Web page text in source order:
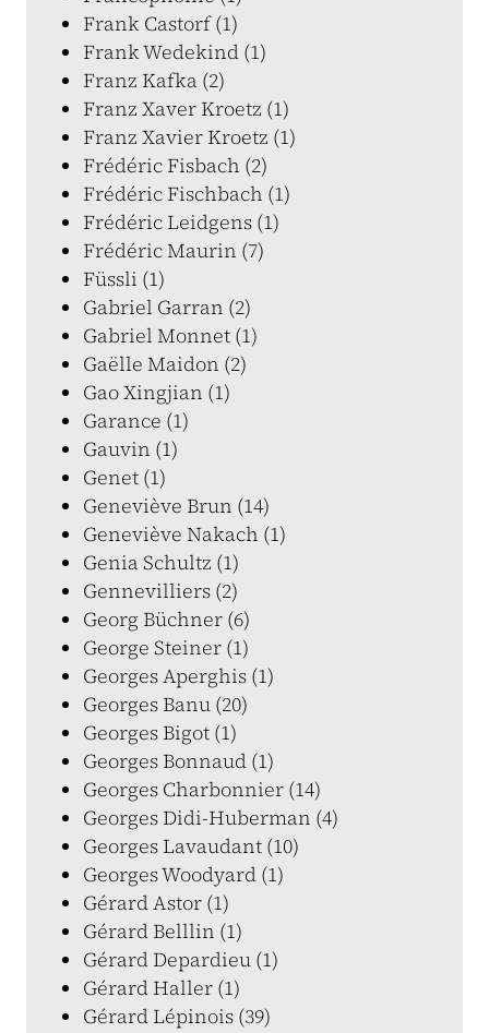
Frank Castorf (1)
Frank Wedekind (1)
Franz Kafka (2)
Franz Xaver Kroetz (1)
Franz Xavier Kroetz (1)
Frédéric Fisbach (2)
Frédéric Fischbach (1)
Frédéric Leidgens (1)
Frédéric Maurin (7)
Füssli (1)
Gabriel Garran (2)
Gabriel Monnet (1)
Gaëlle Maidon (2)
Gao Xingjian (1)
Garance (1)
Gauvin (1)
Genet (1)
Geneviève Brun (14)
Geneviève Nakach (1)
Genia Schultz (1)
Gennevilliers (2)
Georg Büchner (6)
George Steiner (1)
Georges Aperghis (1)
Georges Banu (20)
Georges Bigot (1)
Georges Bonnaud (1)
Georges Charbonnier (14)
Georges Didi-Huberman (4)
Georges Lavaudant (10)
Georges Woodyard (1)
Gérard Astor (1)
Gérard Belllin (1)
Gérard Depardieu (1)
Gérard Haller (1)
Gérard Lépinois (39)